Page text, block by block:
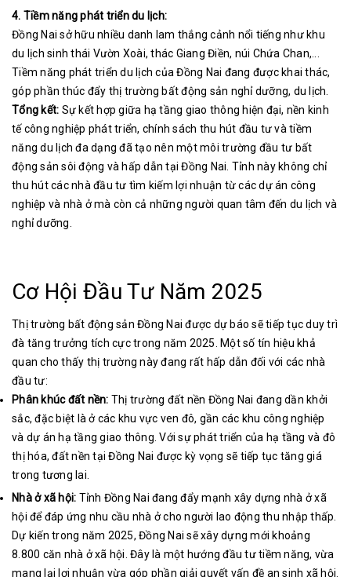
4. Tiềm năng phát triển du lịch:
Đồng Nai sở hữu nhiều danh lam thắng cảnh nổi tiếng như khu
du lịch sinh thái Vườn Xoài, thác Giang Điền, núi Chứa Chan,...
Tiềm năng phát triển du lịch của Đồng Nai đang được khai thác,
góp phần thúc đẩy thị trường bất động sản nghỉ dưỡng, du lịch.
Tổng kết: Sự kết hợp giữa hạ tầng giao thông hiện đại, nền kinh
tế công nghiệp phát triển, chính sách thu hút đầu tư và tiềm
năng du lịch đa dạng đã tạo nên một môi trường đầu tư bất
động sản sôi động và hấp dẫn tại Đồng Nai. Tỉnh này không chỉ
thu hút các nhà đầu tư tìm kiếm lợi nhuận từ các dự án công
nghiệp và nhà ở mà còn cả những người quan tâm đến du lịch và
nghỉ dưỡng.
Cơ Hội Đầu Tư Năm 2025
Thị trường bất động sản Đồng Nai được dự báo sẽ tiếp tục duy trì
đà tăng trưởng tích cực trong năm 2025
Một số tín hiệu khả
quan cho thấy thị trường này đang rất hấp dẫn đối với các nhà
đầu tư:
Phân khúc đất nền: Thị trường đất nền Đồng Nai đang dần khởi
sắc, đặc biệt là ở các khu vực ven đô, gần các khu công nghiệp
và dự án hạ tầng giao thông . Với sự phát triển của hạ tầng và đô
thị hóa, đất nền tại Đồng Nai được kỳ vọng sẽ tiếp tục tăng giá
trong tương lai.
Nhà ở xã hội: Tỉnh Đồng Nai đang đẩy mạnh xây dựng nhà ở xã
hội để đáp ứng nhu cầu nhà ở cho người lao động thu nhập thấp.
Dự kiến trong năm 2025, Đồng Nai sẽ xây dựng mới khoảng
8.800 căn nhà ở xã hội. Đây là một hướng đầu tư tiềm năng, vừa
mang lại lợi nhuận vừa góp phần giải quyết vấn đề an sinh xã hội.